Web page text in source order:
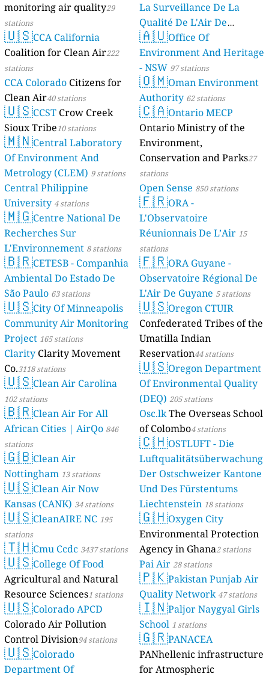
monitoring air quality29
stations
🇺🇸CCA California
Coalition for Clean Air222
stations
CCA Colorado Citizens for
Clean Air40 stations
🇺🇸CCST Crow Creek
Sioux Tribe10 stations
🇲🇳Central Laboratory
Of Environment And
Metrology (CLEM) 9 stations
Central Philippine
University 4 stations
🇲🇬Centre National De
Recherches Sur
L'Environnement 8 stations
🇧🇷CETESB - Companhia
Ambiental Do Estado De
São Paulo 63 stations
🇺🇸City Of Minneapolis
Community Air Monitoring
Project 165 stations
Clarity Clarity Movement
Co.3118 stations
🇺🇸Clean Air Carolina
102 stations
🇧🇷Clean Air For All
African Cities | AirQo 846
stations
🇬🇧Clean Air
Nottingham 13 stations
🇺🇸Clean Air Now
Kansas (CANK) 34 stations
🇺🇸CleanAIRE NC 195
stations
🇹🇭Cmu Ccdc 3437 stations
🇺🇸College Of Food
Agricultural and Natural
Resource Sciences1 stations
🇺🇸Colorado APCD
Colorado Air Pollution
Control Division94 stations
🇺🇸Colorado
Department Of
La Surveillance De La
Qualité De L'Air De
Mayotte 4 stations
🇦🇺Office Of
Environment And Heritage
- NSW 97 stations
🇴🇲Oman Environment
Authority 62 stations
🇨🇦Ontario MECP
Ontario Ministry of the
Environment,
Conservation and Parks27
stations
Open Sense 850 stations
🇫🇷ORA -
L'Observatoire
Réunionnais De L’Air 15
stations
🇫🇷ORA Guyane -
Observatoire Régional De
L'Air De Guyane 5 stations
🇺🇸Oregon CTUIR
Confederated Tribes of the
Umatilla Indian
Reservation44 stations
🇺🇸Oregon Department
Of Environmental Quality
(DEQ) 205 stations
Osc.lkThe Overseas School
of Colombo4 stations
🇨🇭OSTLUFT - Die
Luftqualitätsüberwachung
Der Ostschweizer Kantone
Und Des Fürstentums
Liechtenstein 18 stations
🇬🇭Oxygen City
Environmental Protection
Agency in Ghana2 stations
Pai Air 28 stations
🇵🇰Pakistan Punjab Air
Quality Network 47 stations
🇮🇳Paljor Naygyal Girls
School 1 stations
🇬🇷PANACEA
PANhellenic infrastructure
for Atmospheric